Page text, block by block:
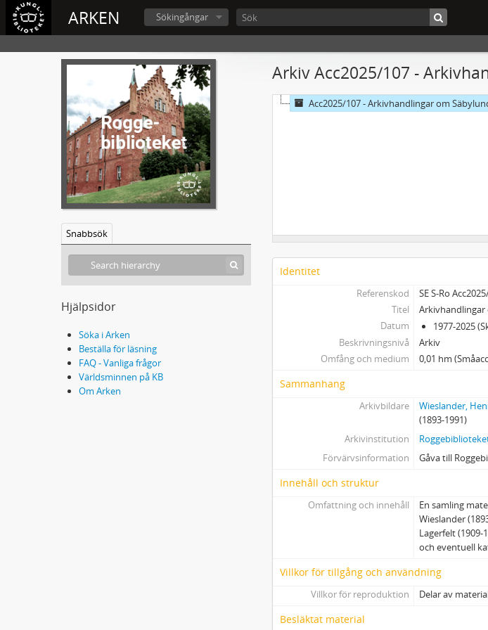
ARKEN Sökingångar
Snabbsök
Hjälpsidor
Söka i Arken
Beställa för läsning
FAQ - Vanliga frågor
Världsminnen på KB
Om Arken
Arkiv Acc2025/107 -
Acc2025/107 - Arkivhandlingar om
Identitet
Referenskod
SE S-Ro
Titel
Datum
1977-2025
Beskrivningsnivå
Arkiv
Omfång och medium
0,01 hm
Sammanhang
Arkivbildare
Wieslander,
(1893-1991)
Arkivinstitution
Förvärvsinformation
Gåva till
Innehåll och struktur
Omfattning och innehåll
En samling
Wieslander
Lagerfelt
och eventuell
Villkor för tillgång och användning
Villkor för reproduktion Delar av
Besläktat material